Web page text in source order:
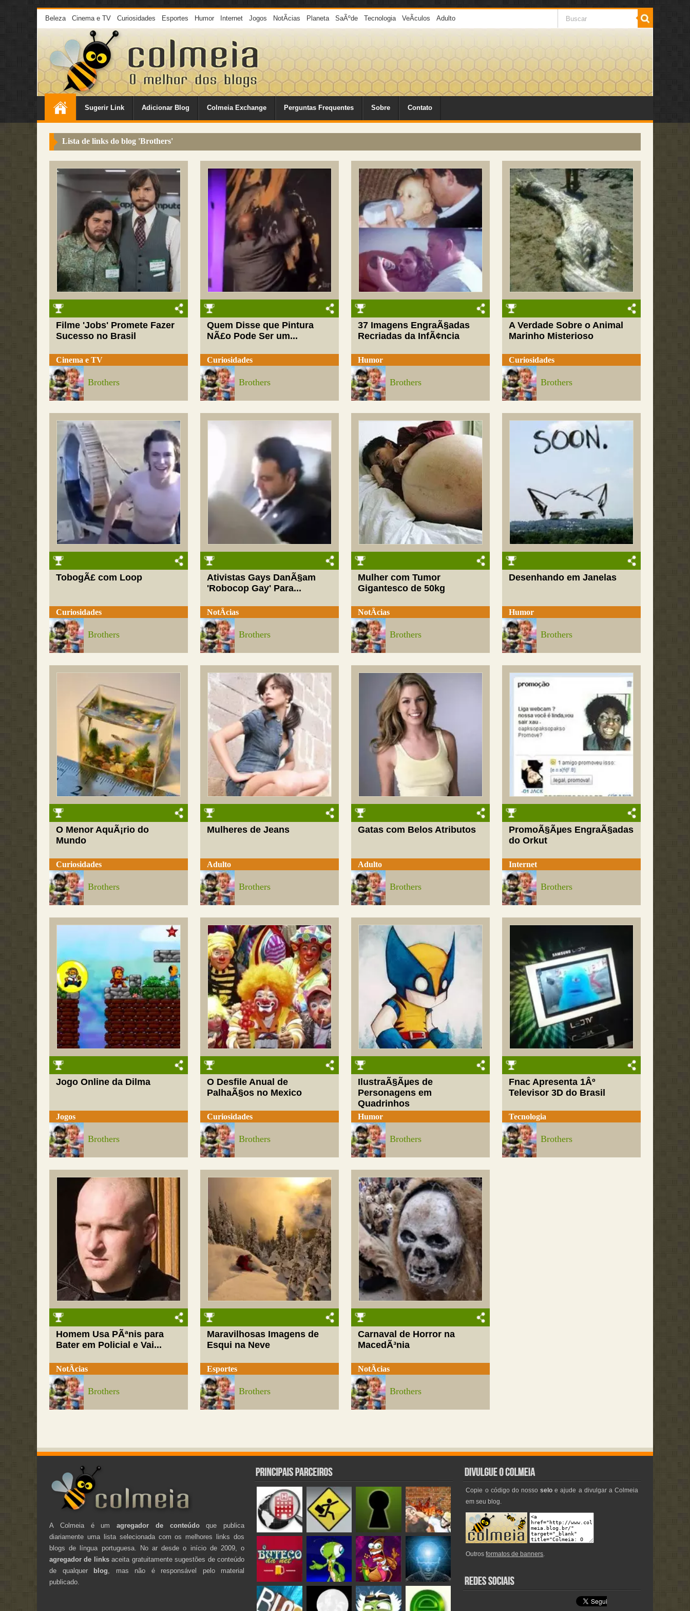
Beleza Cinema e TV Curiosidades Esportes Humor Internet Jogos NotÃ­cias Planeta SaÃºde Tecnologia VeÃ­culos Adulto
Sugerir Link Adicionar Blog Colmeia Exchange Perguntas Frequentes Sobre Contato
Lista de links do blog 'Brothers'
Filme 'Jobs' Promete Fazer
Sucesso no Brasil
Cinema e TV
Brothers
Quem Disse que Pintura
NÃ£o Pode Ser um...
Curiosidades
Brothers
37 Imagens EngraÃ§adas
Recriadas da InfÃ¢ncia
Humor
Brothers
A Verdade Sobre o Animal
Marinho Misterioso
Curiosidades
Brothers
TobogÃ£ com Loop
Curiosidades
Brothers
Ativistas Gays DanÃ§am
'Robocop Gay' Para...
NotÃ­cias
Brothers
Mulher com Tumor
Gigantesco de 50kg
NotÃ­cias
Brothers
Desenhando em Janelas
Humor
Brothers
O Menor AquÃ¡rio do
Mundo
Curiosidades
Brothers
Mulheres de Jeans
Adulto
Brothers
Gatas com Belos Atributos
Adulto
Brothers
PromoÃ§Ãµes EngraÃ§adas
do Orkut
Internet
Brothers
Jogo Online da Dilma
Jogos
Brothers
O Desfile Anual de
PalhaÃ§os no Mexico
Curiosidades
Brothers
IlustraÃ§Ãµes de
Personagens em
Quadrinhos
Humor
Brothers
Fnac Apresenta 1Âº
Televisor 3D do Brasil
Tecnologia
Brothers
Homem Usa PÃªnis para
Bater em Policial e Vai...
NotÃ­cias
Brothers
Maravilhosas Imagens de
Esqui na Neve
Esportes
Brothers
Carnaval de Horror na
MacedÃ³nia
NotÃ­cias
Brothers
A Colmeia é umagregador de conteúdoque publica
diariamente uma lista selecionada com os melhores links dos
blogs de língua portuguesa. No ar desde o início de 2009, o
agregador de linksaceita gratuitamente sugestões de conteúdo
de qualquer
blog , mas não é responsável pelo material
publicado.
Copie o código do nossoselo e ajude a divulgar a Colmeia
em seu blog.
Outrosformatos de banners.